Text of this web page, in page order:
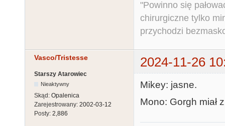
"Powinno się
chirurgiczne tylko
przychodzi
Vasco/Tristesse 2024-11-26
Starszy Atarowiec
Nieaktywny
Skąd: Opalenica
Zarejestrowany: 2002-03-12
Posty: 2,886
Mikey: jasne.
Mono: Gorgh miał